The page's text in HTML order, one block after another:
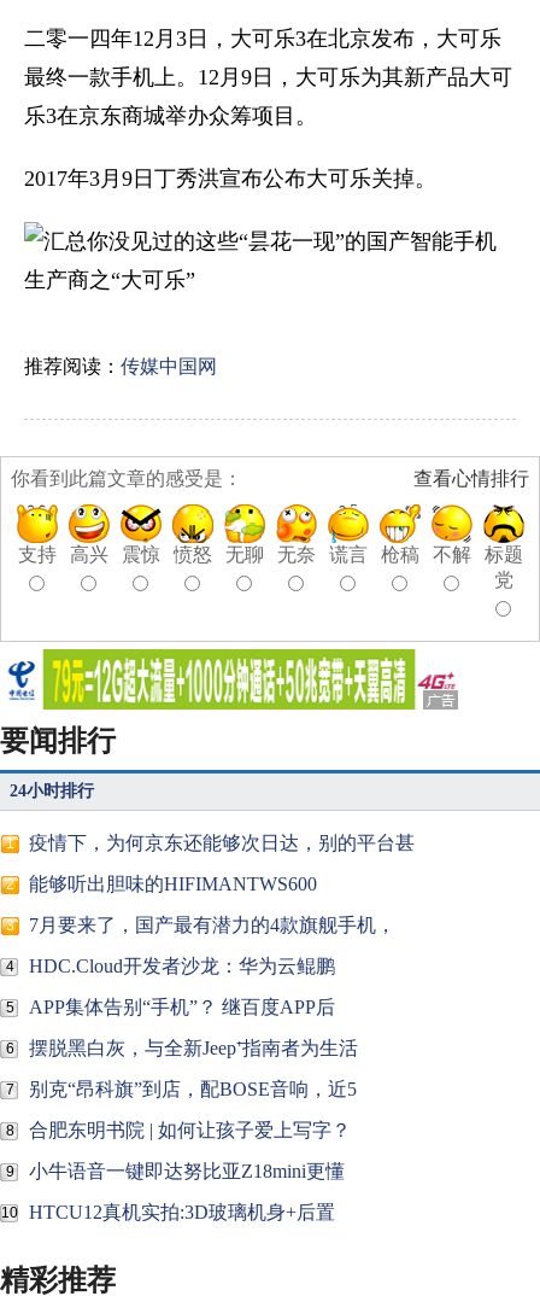
二零一四年12月3日，大可乐3在北京发布，大可乐
最终一款手机上。12月9日，大可乐为其新产品大可
乐3在京东商城举办众筹项目。
2017年3月9日丁秀洪宣布公布大可乐关掉。
推荐阅读： 传媒中国网
查看心情排行
你看到此篇文章的感受是：
支持 高兴 震惊 愤怒 无聊 无奈 谎言 枪稿 不解
标题
党
要闻排行
24小时排行
1 疫情下，为何京东还能够次日达，别的平台甚
2 能够听出胆味的HIFIMANTWS600
3 7月要来了，国产最有潜力的4款旗舰手机，
4 HDC.Cloud开发者沙龙：华为云鲲鹏
5 APP集体告别“手机”？ 继百度APP后
6 摆脱黑白灰，与全新Jeep⁺指南者为生活
7 别克“昂科旗”到店，配BOSE音响，近5
8 合肥东明书院 | 如何让孩子爱上写字？
9 小牛语音一键即达努比亚Z18mini更懂
10 HTCU12真机实拍:3D玻璃机身+后置
精彩推荐